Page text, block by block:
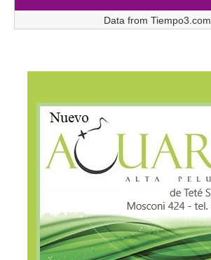
Data from Tiempo3.com